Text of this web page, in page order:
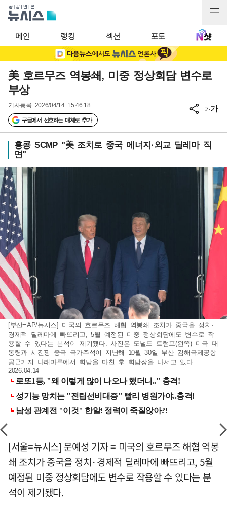
메인 랭킹 섹션 포토
美 호르무즈 역봉쇄, 미중 정상회담 변수로
부상
기사등록 2026/04/14 15:46:18
구글에서 선호하는 매체로 추가
가가
홍콩 SCMP "美 조치로 중국 에너지·외교 딜레마 직
면"
[부산=AP/뉴시스] 미국의 호르무즈 해협 역봉쇄 조치가 중국을 정치·
경제적 딜레마에 빠뜨리고, 5월 예정된 미중 정상회담에도 변수로 작
용할 수 있다는 분석이 제기됐다. 사진은 도널드 트럼프(왼쪽) 미국 대
통령과 시진핑 중국 국가주석이 지난해 10월 30일 부산 김해국제공항
공군기지 나래마루에서 회담을 마친 후 회담장을 나서고 있다.
2026.04.14
[서울=뉴시스] 문예성 기자 = 미국의 호르무즈 해협 역봉
쇄 조치가 중국을 정치·경제적 딜레마에 빠뜨리고, 5월
예정된 미중 정상회담에도 변수로 작용할 수 있다는 분
석이 제기됐다.